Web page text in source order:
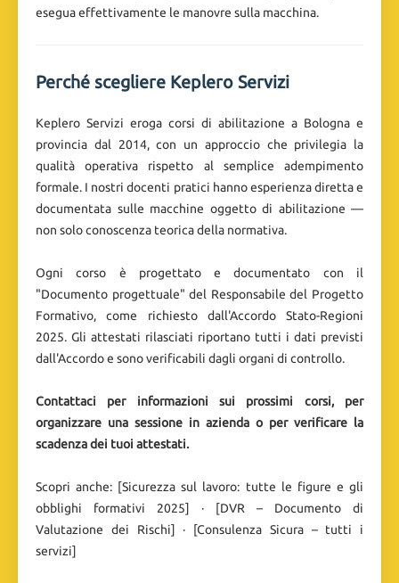
esegua effettivamente le manovre sulla macchina.
Perché scegliere Keplero Servizi
Keplero Servizi eroga corsi di abilitazione a Bologna e
provincia dal 2014, con un approccio che privilegia la
qualità operativa rispetto al semplice adempimento
formale. I nostri docenti pratici hanno esperienza diretta e
documentata sulle macchine oggetto di abilitazione —
non solo conoscenza teorica della normativa.
Ogni corso è progettato e documentato con il
"Documento progettuale" del Responsabile del Progetto
Formativo, come richiesto dall'Accordo Stato-Regioni
2025. Gli attestati rilasciati riportano tutti i dati previsti
dall'Accordo e sono verificabili dagli organi di controllo.
Contattaci per informazioni sui prossimi corsi, per
organizzare una sessione in azienda o per verificare la
scadenza dei tuoi attestati.
Scopri anche: [Sicurezza sul lavoro: tutte le figure e gli
obblighi formativi 2025] · [DVR – Documento di
Valutazione dei Rischi] · [Consulenza Sicura – tutti i
servizi]